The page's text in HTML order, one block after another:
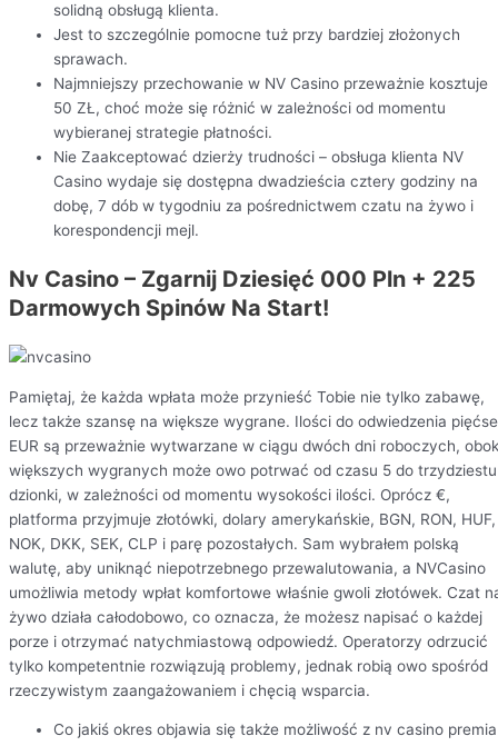
solidną obsługą klienta.
Jest to szczególnie pomocne tuż przy bardziej złożonych
sprawach.
Najmniejszy przechowanie w NV Casino przeważnie kosztuje
50 ZŁ, choć może się różnić w zależności od momentu
wybieranej strategie płatności.
Nie Zaakceptować dzierży trudności – obsługa klienta NV
Casino wydaje się dostępna dwadzieścia cztery godziny na
dobę, 7 dób w tygodniu za pośrednictwem czatu na żywo i
korespondencji mejl.
Nv Casino – Zgarnij Dziesięć 000 Pln + 225
Darmowych Spinów Na Start!
Pamiętaj, że każda wpłata może przynieść Tobie nie tylko zabawę,
lecz także szansę na większe wygrane. Ilości do odwiedzenia
EUR są przeważnie wytwarzane w ciągu dwóch dni roboczych, obok
większych wygranych może owo potrwać od czasu 5 do trzydziestu
dzionki, w zależności od momentu wysokości ilości. Oprócz €,
platforma przyjmuje złotówki, dolary amerykańskie, BGN, RON, HUF,
NOK, DKK, SEK, CLP i parę pozostałych. Sam wybrałem polską
walutę, aby uniknąć niepotrzebnego przewalutowania, a NVCasino
umożliwia metody wpłat komfortowe właśnie gwoli złotówek. Czat
żywo działa całodobowo, co oznacza, że możesz napisać o każdej
porze i otrzymać natychmiastową odpowiedź. Operatorzy odrzucić
tylko kompetentnie rozwiązują problemy, jednak robią owo spośród
rzeczywistym zaangażowaniem i chęcią wsparcia.
Co jakiś okres objawia się także możliwość z nv casino premia